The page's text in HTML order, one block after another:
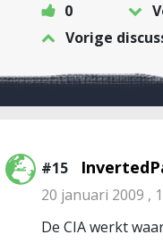
0
Vorige
#15
20 januari 2009 ,
De CIA werkt